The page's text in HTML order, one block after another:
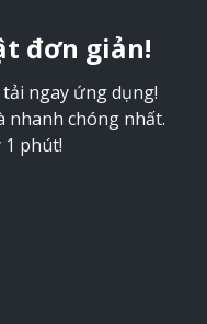
đơn giản!
ngay ứng dụng!
nhanh chóng nhất.
phút!